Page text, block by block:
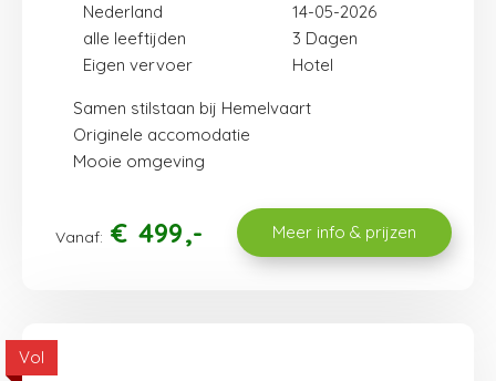
alle leeftijden 3
14-05-2026
Eigen vervoer Hotel
Nederland
Samen stilstaan bij Hemelvaart
Originele accomodatie
Mooie omgeving
Vanaf: € 499 Meer info & prijzen
Vol